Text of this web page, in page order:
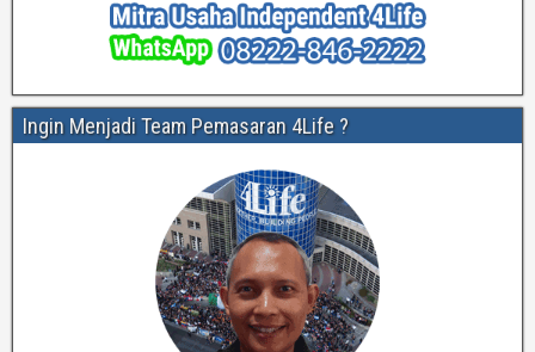
Ingin Menjadi Team Pemasaran 4Life ?